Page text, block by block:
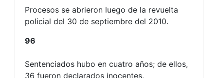
Procesos se abrieron luego de la revuelta
policial del 30 de septiembre del 2010.
96
Sentenciados hubo en cuatro años; de ellos,
36 fueron declarados inocentes.